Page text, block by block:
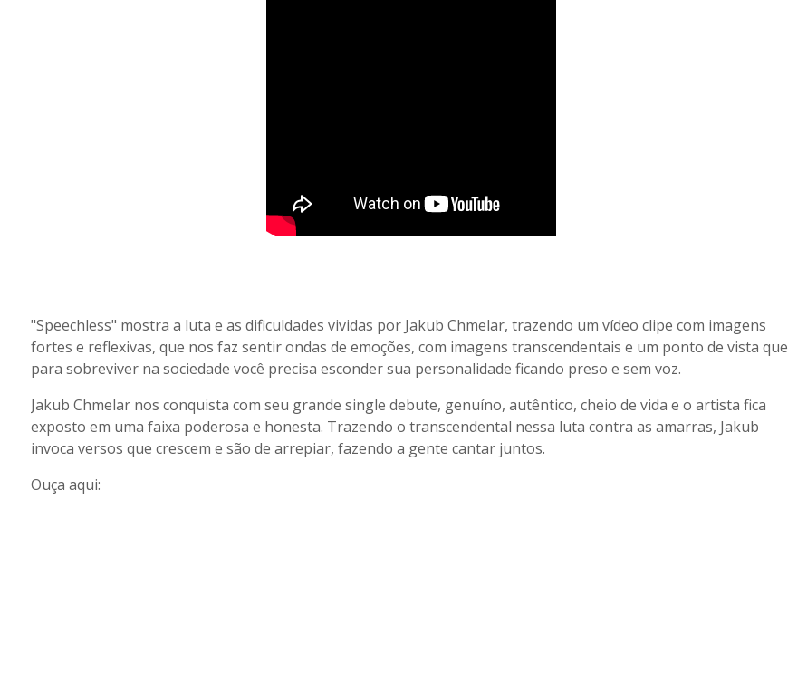
"Speechless" mostra a luta e as dificuldades vividas por Jakub Chmelar, trazendo um vídeo clipe com imagens
fortes e reflexivas, que nos faz sentir ondas de emoções, com imagens transcendentais e um ponto de vista que
para sobreviver na sociedade você precisa esconder sua personalidade ficando preso e sem voz.
Jakub Chmelar nos conquista com seu grande single debute, genuíno, autêntico, cheio de vida e o artista fica
exposto em uma faixa poderosa e honesta. Trazendo o transcendental nessa luta contra as amarras, Jakub
invoca versos que crescem e são de arrepiar, fazendo a gente cantar juntos.
Ouça aqui: